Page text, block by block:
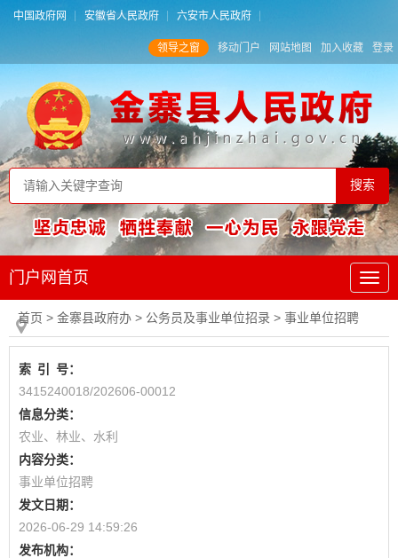
中国政府网 安徽省人民政府 六安市人民政府
领导之窗 移动门户 网站地图 加入收藏 登录
门户网首页
首页 > 金寨县政府办 > 公务员及事业单位招录 > 事业单位招聘
索 引
号：
3415240018/202606-00012
信息分类：
农业、林业、水利
内容分类：
事业单位招聘
发文日期：
2026-06-29 14:59:26
发布机构：